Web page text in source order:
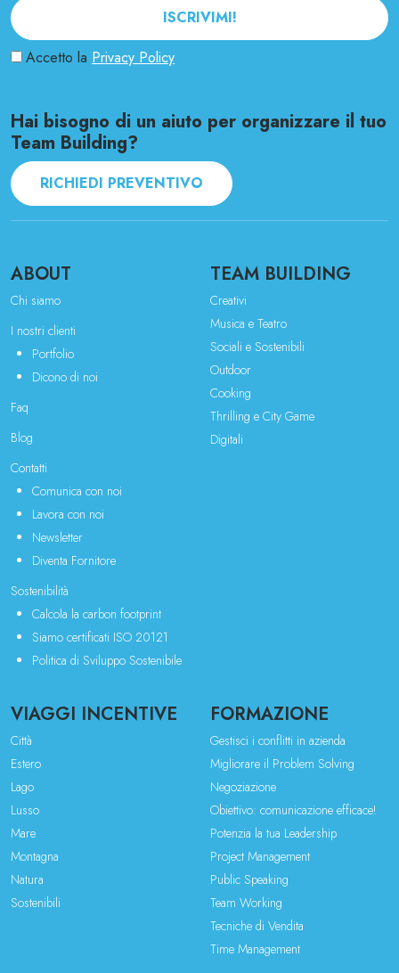
ISCRIVIMI!
Accetto la Privacy Policy
Hai bisogno di un aiuto per organizzare il tuo
Team Building?
RICHIEDI PREVENTIVO
ABOUT
Chi siamo
I nostri clienti
Portfolio
Dicono di noi
Faq
Blog
Contatti
Comunica con noi
Lavora con noi
Newsletter
Diventa Fornitore
Sostenibilità
Calcola la carbon footprint
Siamo certificati ISO 20121
Politica di Sviluppo Sostenibile
TEAM BUILDING
Creativi
Musica e Teatro
Sociali e Sostenibili
Outdoor
Cooking
Thrilling e City Game
Digitali
VIAGGI INCENTIVE
Città
Estero
Lago
Lusso
Mare
Montagna
Natura
Sostenibili
FORMAZIONE
Gestisci i conflitti in azienda
Migliorare il Problem Solving
Negoziazione
Obiettivo: comunicazione efficace!
Potenzia la tua Leadership
Project Management
Public Speaking
Team Working
Tecniche di Vendita
Time Management